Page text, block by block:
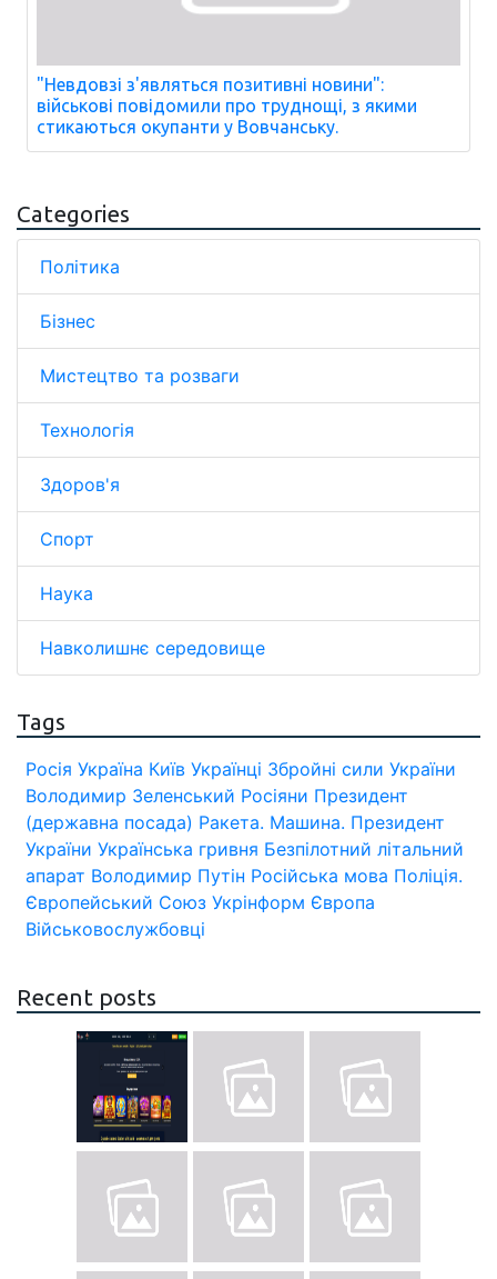
"Невдовзі з'являться позитивні новини":
військові повідомили про труднощі, з якими
стикаються окупанти у Вовчанську.
Categories
Політика
Бізнес
Мистецтво та розваги
Технологія
Здоров'я
Спорт
Наука
Навколишнє середовище
Tags
Росія Україна Київ Українці Збройні сили України
Володимир Зеленський Росіяни Президент
(державна посада) Ракета. Машина. Президент
України Українська гривня Безпілотний літальний
апарат Володимир Путін Російська мова Поліція.
Європейський Союз Укрінформ Європа
Військовослужбовці
Recent posts